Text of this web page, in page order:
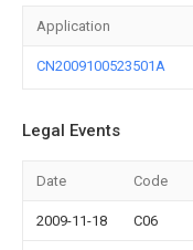
Application
CN2009100523501A
Legal Events
Date Code
2009-11-18 C06